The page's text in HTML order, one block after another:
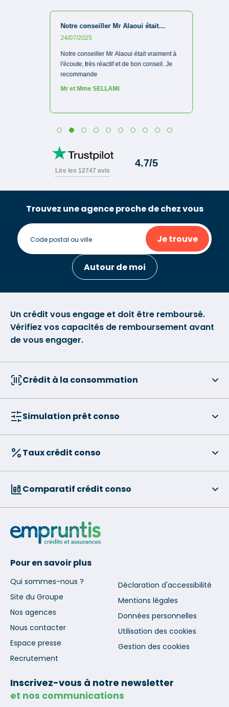
Trouvez une agence proche de chez vous
Je trouve
Autour de moi
Un crédit vous engage et doit être remboursé.
Vérifiez vos capacités de remboursement avant
de vous engager.
Crédit à la consommation
Simulation prêt conso
Taux crédit conso
Comparatif crédit conso
Pour en savoir plus
Qui sommes-nous ?
Site du Groupe
Nos agences
Nous contacter
Espace presse
Recrutement
Déclaration d'accessibilité
Mentions légales
Données personnelles
Utilisation des cookies
Gestion des cookies
Inscrivez-vous à notre newsletter
et nos communications